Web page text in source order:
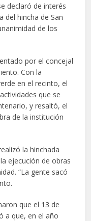
declaró de interés
del hincha de San
de los
por el concejal
Con la
en el recinto, el
que se
y resaltó, el
de la institución
la hinchada
ejecución de obras
“La gente sacó
que el 13 de
a que, en el año